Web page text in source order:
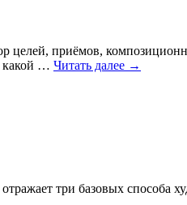
целей, приёмов,
какой … Читать далее →
три базовых способа